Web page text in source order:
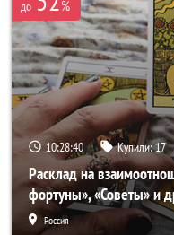
до %
10:28:37 Купили:17
Расклад на
фортуны», «Советы» и
Россия